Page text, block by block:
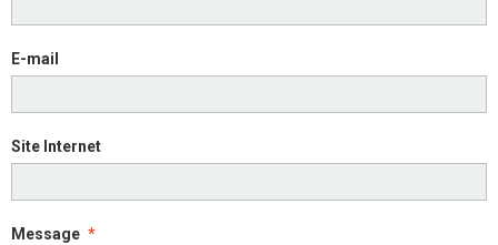
E-mail
Site Internet
Message